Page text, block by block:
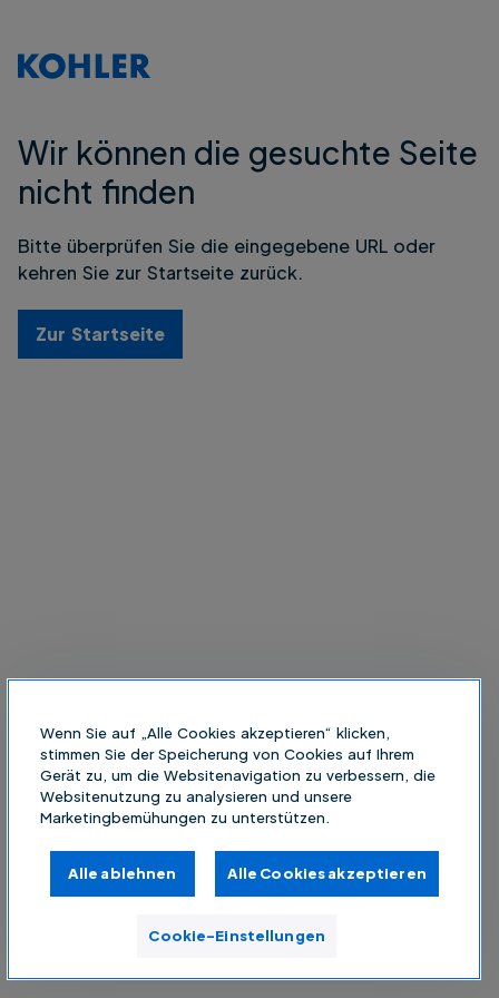
Wir können die gesuchte Seite
nicht finden
Bitte überprüfen Sie die eingegebene URL oder
kehren Sie zur Startseite zurück.
Zur Startseite
Wenn Sie auf „Alle Cookies akzeptieren“ klicken,
stimmen Sie der Speicherung von Cookies auf Ihrem
Gerät zu, um die Websitenavigation zu verbessern, die
Websitenutzung zu analysieren und unsere
Marketingbemühungen zu unterstützen.
Alle ablehnen Alle Cookies akzeptieren
Cookie-Einstellungen